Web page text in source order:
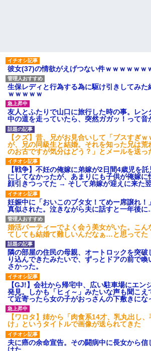
私「初めて飲む味だけどなん
のお茶？」彼「ちっ！」私「」
【GIF】JSのカンチョーワロ
タ
後続車にクラクションを鳴ら
され彼氏が逆切れ。「何クラク
ション鳴らしてんだ！降りてこ
いよ！」と怒鳴りだし...
【衝撃】報酬100万円超の治験
募集がこちらｗｗｗｗｗ(※画像
あり)
【ネット騒然】惨殺されたタ
ワマン頂き女子のこの動画、す
げえええええｗｗｗｗｗｗｗｗ
ｗｗｗ
【愕然】白のクラウン俺氏、
高速道路左車線を制限速度で走
った結果wwwwwwwwwwww
百年の恋12-899 食べた量を
張り合ってくる
【悲報】佐藤輝明・・・２軍
でも盛大にやらかす←あまり悲
しませないでくれ
彼女(37)の情欲がえげつない件ｗｗｗｗｗｗ
生保レディと行為する為に駆け引きしてみた
ｗｗｗｗｗ
友人とふたりで山口に旅行した時の事。レン
中の道を走っていたら、突然ガガッ！って
【クズ】昔、兄がお見合いして「ブスすぎ
が、兄の同級生と結婚。それを知った兄は荒
のお古ですが気分はどう？」とメールを送っ
【戦争】不妊の俺嫁に弟嫁が2日間4歳児を
にしてなかったが、あまりにも子供が俺嫁に
顔引きつってた → そして弟嫁が迎えに来た
妊娠中に「おいこのブタ女！てめー席譲れ！
真似された。泣きながら夫に話すと一年後
婚活パーティーでよく会う美女がいた。こん
てしても結婚て難しいんだなぁ…と思ってた
隣の部屋の住民の母親、オートロックを突破
り込んできたみたいで、ずっとドアの前で喚
さかった。
【GJ!】会社から帰宅中、広い駐車場にエン
発見。しかも「ヒィ～」みたいな声も聞こえ
て近寄ったら女の子がおっさんの下敷きにな
【ワロタ】姉から「肉食系14才、乳丸出し
け」というタイトルで画像が送られてきた
夫に癌の余命宣告。その闘病中に長女から信
けた